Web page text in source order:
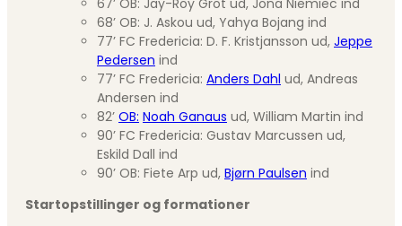
67’ OB: Jay-Roy Grot ud, Jona Niemiec ind
68’ OB: J. Askou ud, Yahya Bojang ind
77’ FC Fredericia: D. F. Kristjansson ud, Jeppe
Pedersen ind
77’ FC Fredericia: Anders Dahl ud, Andreas
Andersen ind
82’ OB: Noah Ganaus ud, William Martin ind
90’ FC Fredericia: Gustav Marcussen ud,
Eskild Dall ind
90’ OB: Fiete Arp ud, Bjørn Paulsen ind
Startopstillinger og formationer